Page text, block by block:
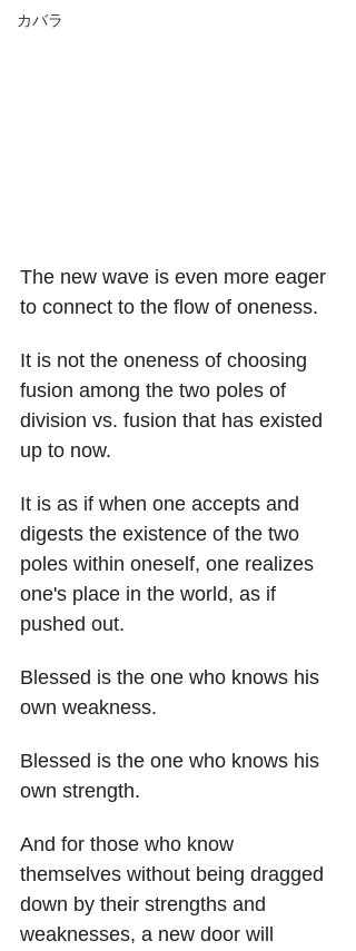
カバラ
The new wave is even more eager
to connect to the flow of oneness.
It is not the oneness of choosing
fusion among the two poles of
division vs. fusion that has existed
up to now.
It is as if when one accepts and
digests the existence of the two
poles within oneself, one realizes
one's place in the world, as if
pushed out.
Blessed is the one who knows his
own weakness.
Blessed is the one who knows his
own strength.
And for those who know
themselves without being dragged
down by their strengths and
weaknesses, a new door will